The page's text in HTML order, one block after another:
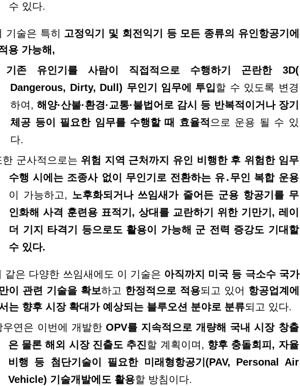
수 있다.
기술은 특히 고정익기 및 회전익기 등 모든 종류의 유인항공기에
용 가능해,
기존 유인기를 사람이 직접적으로 수행하기 곤란한 3D(
Dangerous, Dirty, Dull) 무인기 임무에 투입할 수 있도록 변경
하여,해양·산불·환경·교통·불법어로 감시 등 반복적이 거나 장기
체공 등이 필요한 임무를 수행할 때 효율적 으로 운용 될 수 있
다.
한 군사적으로는 위험 지역 근처까지 유인 비행한 후 위 험한 임무
수행 시에는 조종사 없이 무인기로 전환하는 유․무인 복합 운용
이 가능하고, 노후화되거나 쓰임새가 줄어든 군용 항공기를 무
인화해 사격 훈련용 표적기, 상대를 교란하기 위한 기만기, 레이
더 기지 타격기 등으로도 활용이 가능해 군 전력 증강도 기대할
수 있다.
같은 다양한 쓰임새에도 이 기술은 아직까지 미국 등 극소수 국가
만이 관련 기술을 확보하고 한정적으로 적용되고 있어 항공업계에
는 향후 시장 확대가 예상되는 블루오션 분야로 분류되고 있다.
우연은 이번에 개발한OPV를 지속적으로 개량해 국내 시 장 창출
은 물론 해외 시장 진출도 추진할 계획이며, 향후 충돌회피, 자율
비행 등 첨단기술이 필요한 미래형항공기 (PAV, Personal Air
Vehicle) 기술개발에도 활용할 방침이 다.